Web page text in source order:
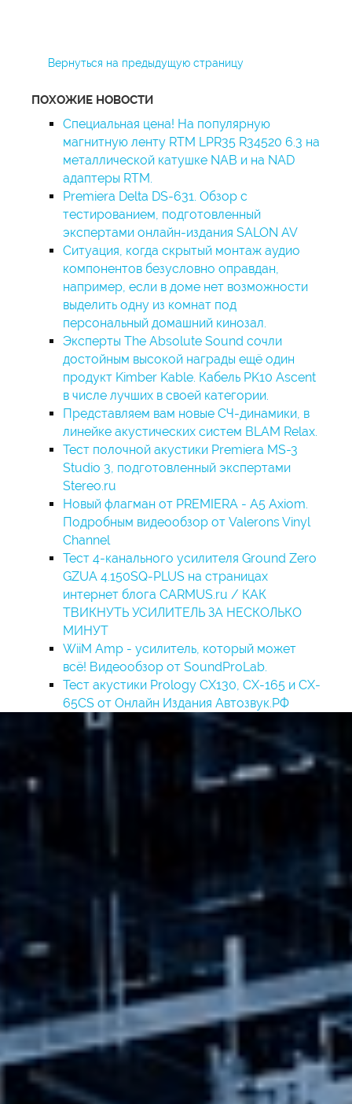
Вернуться на предыдущую страницу
ПОХОЖИЕ НОВОСТИ
Специальная цена! На популярную
магнитную ленту RTM LPR35 R34520 6.3 на
металлической катушке NAB и на NAD
адаптеры RTM.
Premiera Delta DS-631. Обзор с
тестированием, подготовленный
экспертами онлайн-издания SALON AV
Ситуация, когда скрытый монтаж аудио
компонентов безусловно оправдан,
например, если в доме нет возможности
выделить одну из комнат под
персональный домашний кинозал.
Эксперты The Absolute Sound сочли
достойным высокой награды ещё один
продукт Kimber Kable. Кабель PK10 Ascent
в числе лучших в своей категории.
Представляем вам новые СЧ-динамики, в
линейке акустических систем BLAM Relax.
Тест полочной акустики Premiera MS-3
Studio 3, подготовленный экспертами
Stereo.ru
Новый флагман от PREMIERA - A5 Axiom.
Подробным видеообзор от Valerons Vinyl
Channel
Тест 4-канального усилителя Ground Zero
GZUA 4.150SQ-PLUS на страницах
интернет блога CARMUS.ru / КАК
ТВИКНУТЬ УСИЛИТЕЛЬ ЗА НЕСКОЛЬКО
МИНУТ
WiiM Amp - усилитель, который может
всё! Видеообзор от SoundProLab.
Тест акустики Prology CX130, CX-165 и CX-
65CS от Онлайн Издания Автозвук.РФ